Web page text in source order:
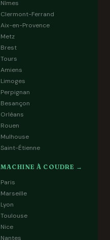
Nîmes
Clermont-Ferrand
Aix-en-Provence
Metz
Brest
Tours
Amiens
Limoges
Perpignan
Besançon
Orléans
Rouen
Mulhouse
Saint-Étienne
MACHINE À COUDRE →
Paris
Marseille
Lyon
Toulouse
Nice
Nantes